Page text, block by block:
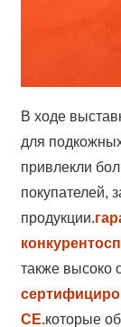
В ходе
для
привлекли
покупателей,
продукции.
также высоко
CE.которые